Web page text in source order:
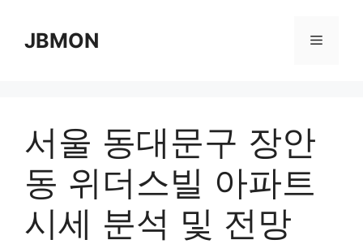
contentJBMON Menu
서울 동대문구 장안
동 위더스빌 아파트
시세 분석 및 전망